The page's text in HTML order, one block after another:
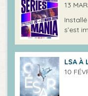
13
s’est
LSA À
10